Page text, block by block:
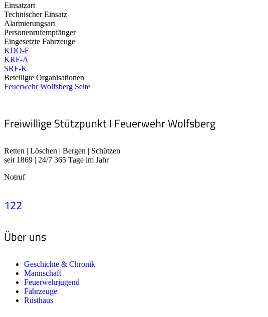
Einsatzart
Technischer Einsatz
Alarmierungsart
Personenrufempfänger
Eingesetzte Fahrzeuge
KDO-F
KRF-A
SRF-K
Beteiligte Organisationen
Feuerwehr Wolfsberg Seite
Freiwillige Stützpunkt I Feuerwehr Wolfsberg
Retten | Löschen | Bergen | Schützen
seit 1869 | 24/7 365 Tage im Jahr
Notruf
122
Über uns
Geschichte & Chronik
Mannschaft
Feuerwehrjugend
Fahrzeuge
Rüsthaus